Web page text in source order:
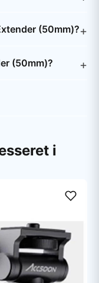
(50mm)?
(50mm)?
i